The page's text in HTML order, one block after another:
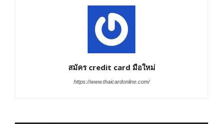
สมัคร credit card มือใหม่
https://www.thaicardonline.com/